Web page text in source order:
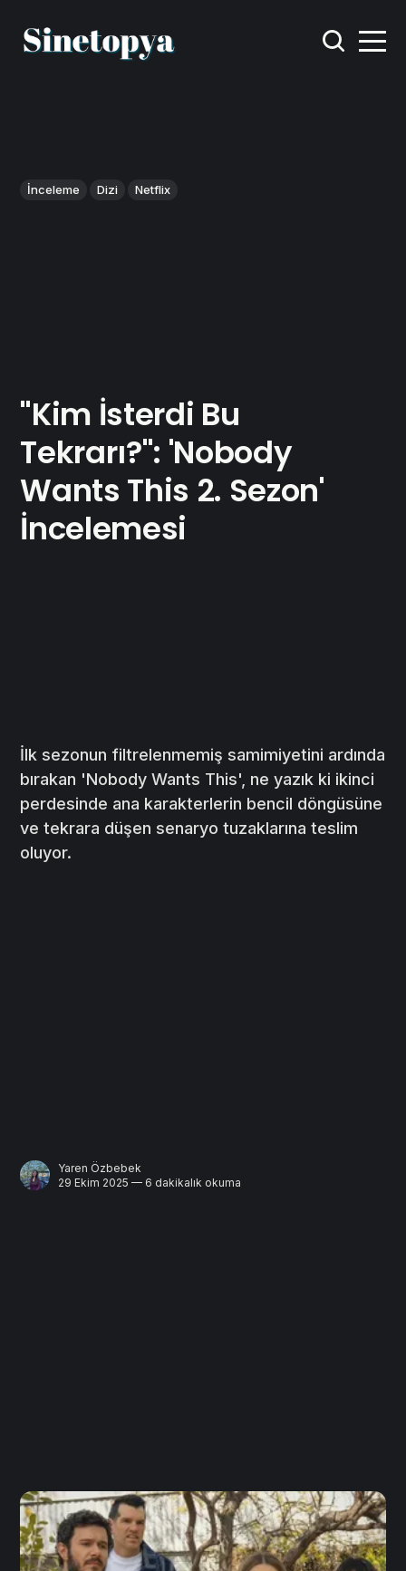
İnceleme Dizi Netflix
"Kim İsterdi Bu
Tekrarı?": 'Nobody
Wants This 2. Sezon'
İncelemesi
İlk sezonun filtrelenmemiş samimiyetini ardında
bırakan 'Nobody Wants This', ne yazık ki ikinci
perdesinde ana karakterlerin bencil döngüsüne
ve tekrara düşen senaryo tuzaklarına teslim
oluyor.
Yaren Özbebek
29 Ekim 2025 — 6 dakikalık okuma